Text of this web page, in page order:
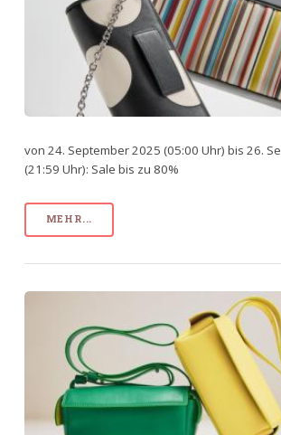
von 24. September 2025 (05:00 Uhr) bis 26.
(21:59 Uhr): Sale bis zu 80%
MEHR...